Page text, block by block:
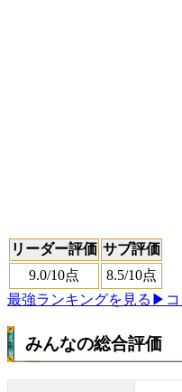
リーダー評価 サブ評価
9.0/10点 8.5/10点
最強ランキングを見る ▶コ
みんなの総合評価